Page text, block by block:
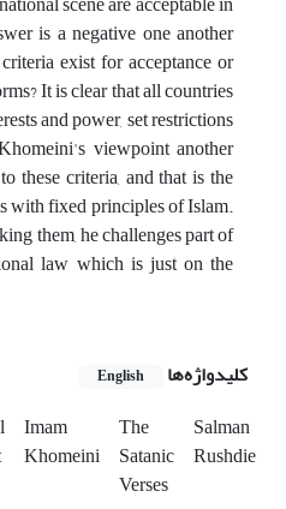
is a negative one another
exist for acceptance or
It is clear that all countries
and power, set restrictions
viewpoint another
these criteria, and that is the
with fixed principles of Islam.
them, he challenges part of
law which is just on the
کلیدواژه‌ها English
Imam
Khomeini
The
Satanic
Verses
Salman
Rushdie